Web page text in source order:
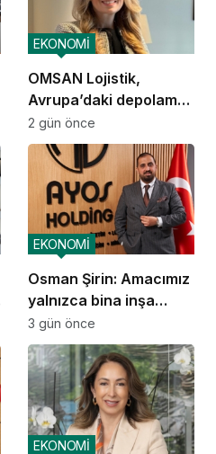
OMSAN Lojistik,
Avrupa’daki depolama
ve dağıtım
operasyonlarına
başladı
EKONOMİ
2 gün önce
Osman Şirin: Amacımız
yalnızca bina inşa
etmek değil,
yatırımcısına
kazandıracak yaşam
alanları üretmek
EKONOMİ
3 gün önce
EKONOMİ